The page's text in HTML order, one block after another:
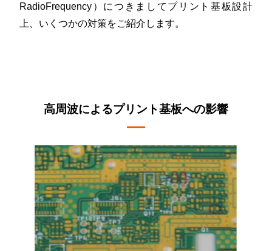
RadioFrequency）につきましてプリント基板設計
上、いくつかの対策をご紹介します。
高周波によるプリント基板への影響